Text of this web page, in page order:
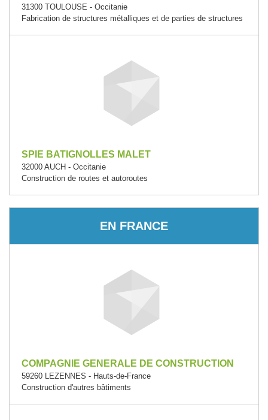
31300 TOULOUSE - Occitanie
Fabrication de structures métalliques et de parties de structures
SPIE BATIGNOLLES MALET
32000 AUCH - Occitanie
Construction de routes et autoroutes
EN FRANCE
COMPAGNIE GENERALE DE CONSTRUCTION
59260 LEZENNES - Hauts-de-France
Construction d'autres bâtiments